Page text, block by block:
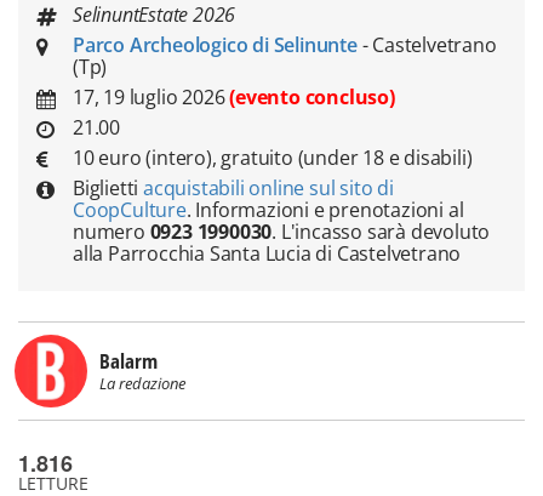
SelinuntEstate 2026
Parco Archeologico di Selinunte- Castelvetrano
(Tp)
17, 19 luglio 2026(evento concluso)
21.00
10 euro (intero), gratuito (under 18 e disabili)
Biglietti acquistabili online sul sito di
CoopCulture. Informazioni e prenotazioni al
numero 0923 1990030. L'incasso sarà devoluto
alla Parrocchia Santa Lucia di Castelvetrano
Balarm
La redazione
1.816
LETTURE